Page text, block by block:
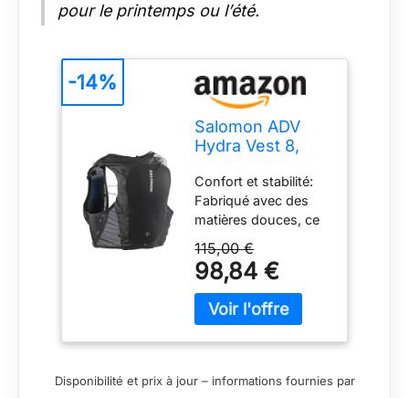
pour le printemps ou l’été.
Salomon ADV
Hydra Vest 8,
d’hydratation de
Course avec
stabilité de
Confort, flacons
Souples à accès
Rapide, Grande
Poche pour gels,
Rangement
simplifié pour
la Course
Confort et stabilité:
Fabriqué avec des
matières douces, ce
système de
fermeture élastique
simple pour un
confort accru, quelle
ou de votre course
115,00 €
98,84 €
-14%
Disponibilité et prix à jour – informations fournies par